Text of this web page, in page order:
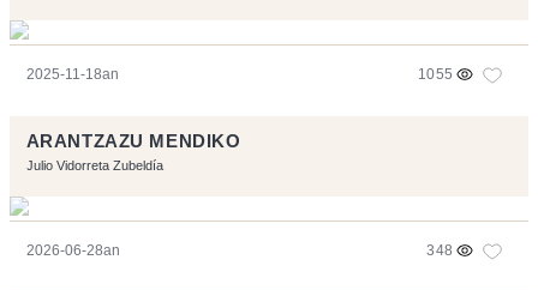
2025-11-18an 1055
ARANTZAZU MENDIKO
Julio Vidorreta Zubeldía
2026-06-28an 348